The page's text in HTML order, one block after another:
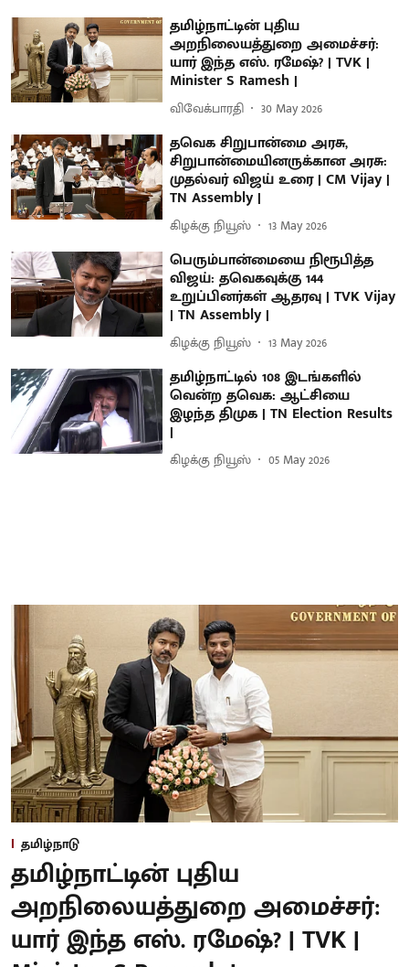
தமிழ்நாட்டின் புதிய
அறநிலையத்துறை அமைச்சர்:
யார் இந்த எஸ். ரமேஷ்? | TVK |
Minister S Ramesh |
விவேக்பாரதி 30 May 2026
தவெக சிறுபான்மை அரசு,
சிறுபான்மையினருக்கான அரசு:
முதல்வர் விஜய் உரை | CM Vijay |
TN Assembly |
கிழக்கு நியூஸ் 13 May 2026
பெரும்பான்மையை நிரூபித்த
விஜய்: தவெகவுக்கு 144
உறுப்பினர்கள் ஆதரவு | TVK Vijay
| TN Assembly |
கிழக்கு நியூஸ் 13 May 2026
தமிழ்நாட்டில் 108 இடங்களில்
வென்ற தவெக: ஆட்சியை
இழந்த திமுக | TN Election Results
|
கிழக்கு நியூஸ் 05 May 2026
தமிழ்நாடு
தமிழ்நாட்டின் புதிய
அறநிலையத்துறை அமைச்சர்:
யார் இந்த எஸ். ரமேஷ்? | TVK |